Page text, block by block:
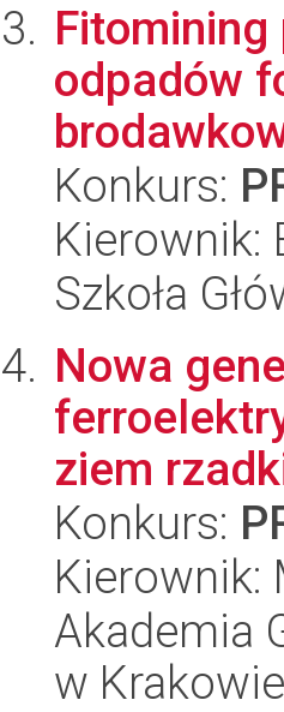
odpadów
Konkurs:
Kierownik:
Szkoła
Nowa
ziem
Konkurs:
Kierownik:
Akademia
w Krakowie